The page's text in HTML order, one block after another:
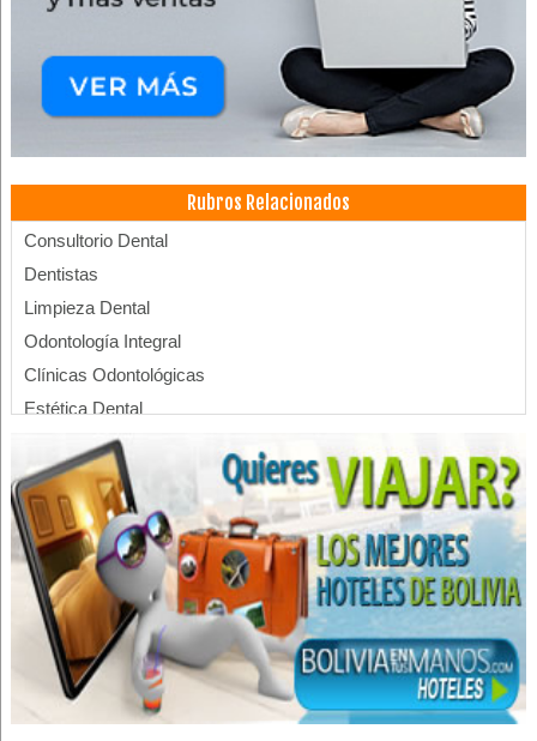
Rubros Relacionados
Consultorio Dental
Dentistas
Limpieza Dental
Odontología Integral
Clínicas Odontológicas
Estética Dental
Odontología Estética
Odontología
Clínica Dental
Hoteles
Apart Hoteles
Eventos
Convenciones
Centro de Convenciones